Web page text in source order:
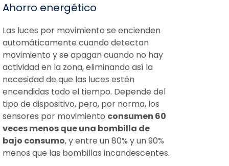
Ahorro energético
Las luces por movimiento se encienden
automáticamente cuando detectan
movimiento y se apagan cuando no hay
actividad en la zona, eliminando así la
necesidad de que las luces estén
encendidas todo el tiempo. Depende del
tipo de dispositivo, pero, por norma, los
sensores por movimiento consumen 60
veces menos que una bombilla de
bajo consumo, y entre un 80% y un 90%
menos que las bombillas incandescentes.